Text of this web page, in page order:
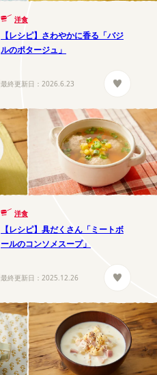
洋食
【レシピ】さわやかに香る「バジ
ルのポタージュ」
最終更新日： 2026.6.23
洋食
【レシピ】具だくさん「ミートボ
ールのコンソメスープ」
最終更新日： 2025.12.26